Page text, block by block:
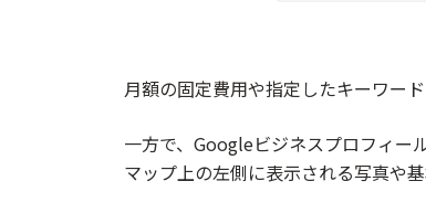
月額の固定費用や指定したキーワー
一方で、Googleビジネスプロフィー
マップ上の左側に表示される写真や